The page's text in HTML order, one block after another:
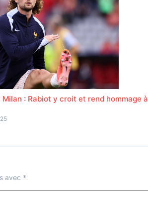
Milan : Rabiot y croit et rend hommage à
avec *